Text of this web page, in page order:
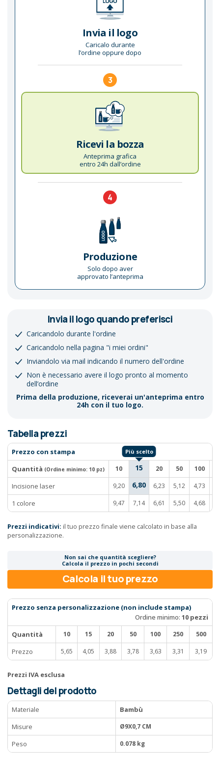
Invia il logo
Caricalo durante
l’ordine oppure dopo
3
Ricevi la bozza
Anteprima grafica
entro 24h dall’ordine
4
Produzione
Solo dopo aver
approvato l’anteprima
Invia il logo quando preferisci
Caricandolo durante l'ordine
Caricandolo nella pagina "i miei ordini"
Inviandolo via mail indicando il numero dell'ordine
Non è necessario avere il logo pronto al momento
dell’ordine
Prima della produzione, riceverai un'anteprima entro
24h con il tuo logo.
Tabella prezzi
Prezzo con stampa
Quantità (Ordine minimo: 10 pz) 10 15 20 50 100
Incisione laser 9,20 6,80 6,23 5,12 4,73
1 colore 9,47 7,14 6,61 5,50 4,68
Prezzi indicativi: il tuo prezzo finale viene calcolato in base alla
personalizzazione.
Non sai che quantità scegliere?
Calcola il prezzo in pochi secondi
Calcola il tuo prezzo
Prezzo senza personalizzazione (non include stampa)
Ordine minimo: 10 pezzi
Quantità
10 15 20 50 100 250 500
Prezzo 5,65 4,05 3,88 3,78 3,63 3,31 3,19
Prezzi IVA esclusa
Dettagli del prodotto
Materiale
Bambù
Misure
Ø9X0,7 CM
Peso 0.078 kg